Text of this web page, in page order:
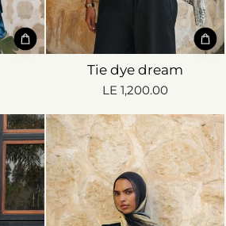
Tie dye dream
LE 1,200.00